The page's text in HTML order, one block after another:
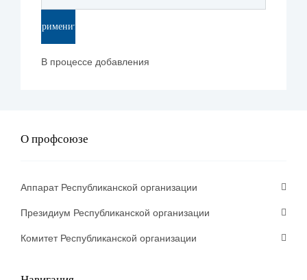
Применить
В процессе добавления
О профсоюзе
Аппарат Республиканской организации
Президиум Республиканской организации
Комитет Республиканской организации